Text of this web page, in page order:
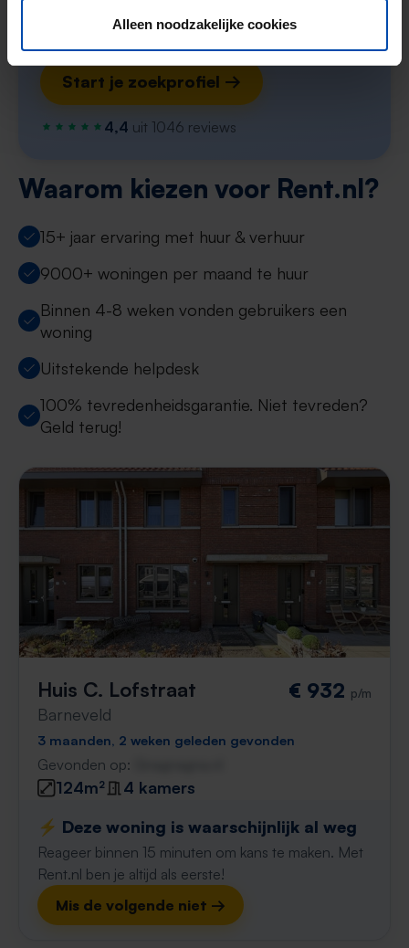
Alleen noodzakelijke cookies
matches per week
Start je zoekprofiel →
4,4 uit 1046 reviews
Waarom kiezen voor Rent.nl?
15+ jaar ervaring met huur & verhuur
9000+ woningen per maand te huur
Binnen 4-8 weken vonden gebruikers een
woning
Uitstekende helpdesk
100% tevredenheidsgarantie. Niet tevreden?
Geld terug!
Huis C. Lofstraat
Barneveld
€ 932 p/m
3 maanden, 2 weken geleden gevonden
Gevonden op:
124m²
4 kamers
⚡️ Deze woning is waarschijnlijk al weg
Reageer binnen 15 minuten om kans te maken. Met
Rent.nl ben je altijd als eerste!
Mis de volgende niet →